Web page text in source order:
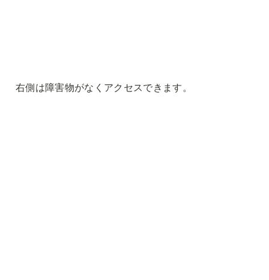
右側は障害物がなくアクセスできます。